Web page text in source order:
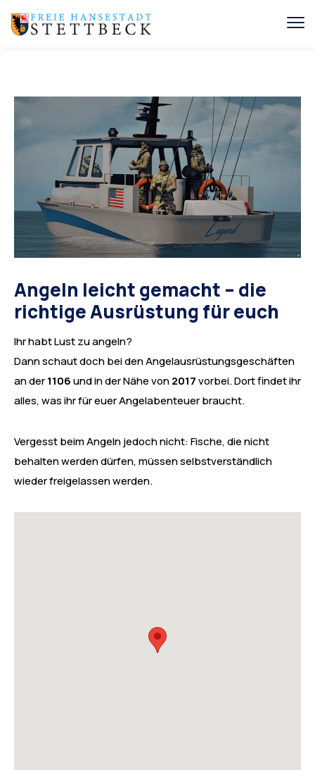
Angeln leicht gemacht – die
richtige Ausrüstung für euch
Ihr habt Lust zu angeln?
Dann schaut doch bei den Angelausrüstungsgeschäften
an der1106und in der Nähe von2017vorbei. Dort findet ihr
alles, was ihr für euer Angelabenteuer braucht.
Vergesst beim Angeln jedoch nicht: Fische, die nicht
behalten werden dürfen, müssen selbstverständlich
wieder freigelassen werden.